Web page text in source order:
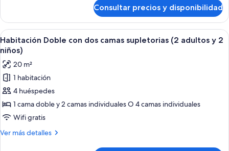
2
individuales,
vistas
a
la
piscina
doble,
cama
doble
2
individuales,
vistas
a
la
Consultar precios y disponibilidad
Abrir
todas
las
fotos
de
Habitación
Doble
con
dos
Habitación de hotel con dos camas,
5
Habitación Doble con dos camas supletorias (2 adultos y 2
niños)
20 m²
1 habitación
4 huéspedes
1 cama doble y 2 camas individuales O 4 camas individuales
Wifi gratis
Ver más detalles
Más